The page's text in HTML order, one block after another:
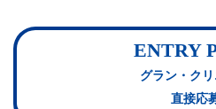
ENTRY
グラン・ク
直接応